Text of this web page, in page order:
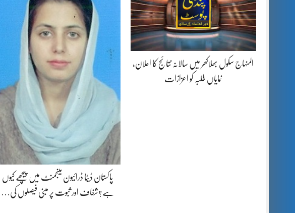
المنہاج سکول بھلاکھر میں سالانہ نتائج کا اعلان،
نمایاں طلبہ کو اعزازات
پاکستان ڈیٹا ڈرائیون مینجمنٹ میں پیچھے کیوں
ہے؟شفاف اور ثبوت پر مبنی فیصلوں کی…